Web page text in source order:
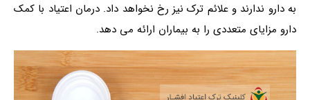
به دارو ندارند و علائم ترک نیز رخ نخواهد داد. درمان اعتیاد با کمک
دارو مزایای متعددی را به بیماران ارائه می دهد.